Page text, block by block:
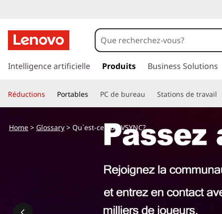
a
e
r
u
Intelligence artificielle Produits Business Solutions
Réductions Portables PC de bureau Stations de travail
Home > Glossary > Qu`est-ce que VSYNC?